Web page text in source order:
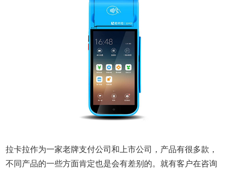
拉卡拉作为一家老牌支付公司和上市公司，产品有很多款，
不同产品的一些方面肯定也是会有差别的。就有客户在咨询